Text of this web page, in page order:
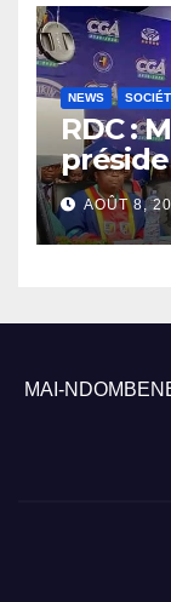
NEWS
RDC :
AOÛT 8,
MAI-